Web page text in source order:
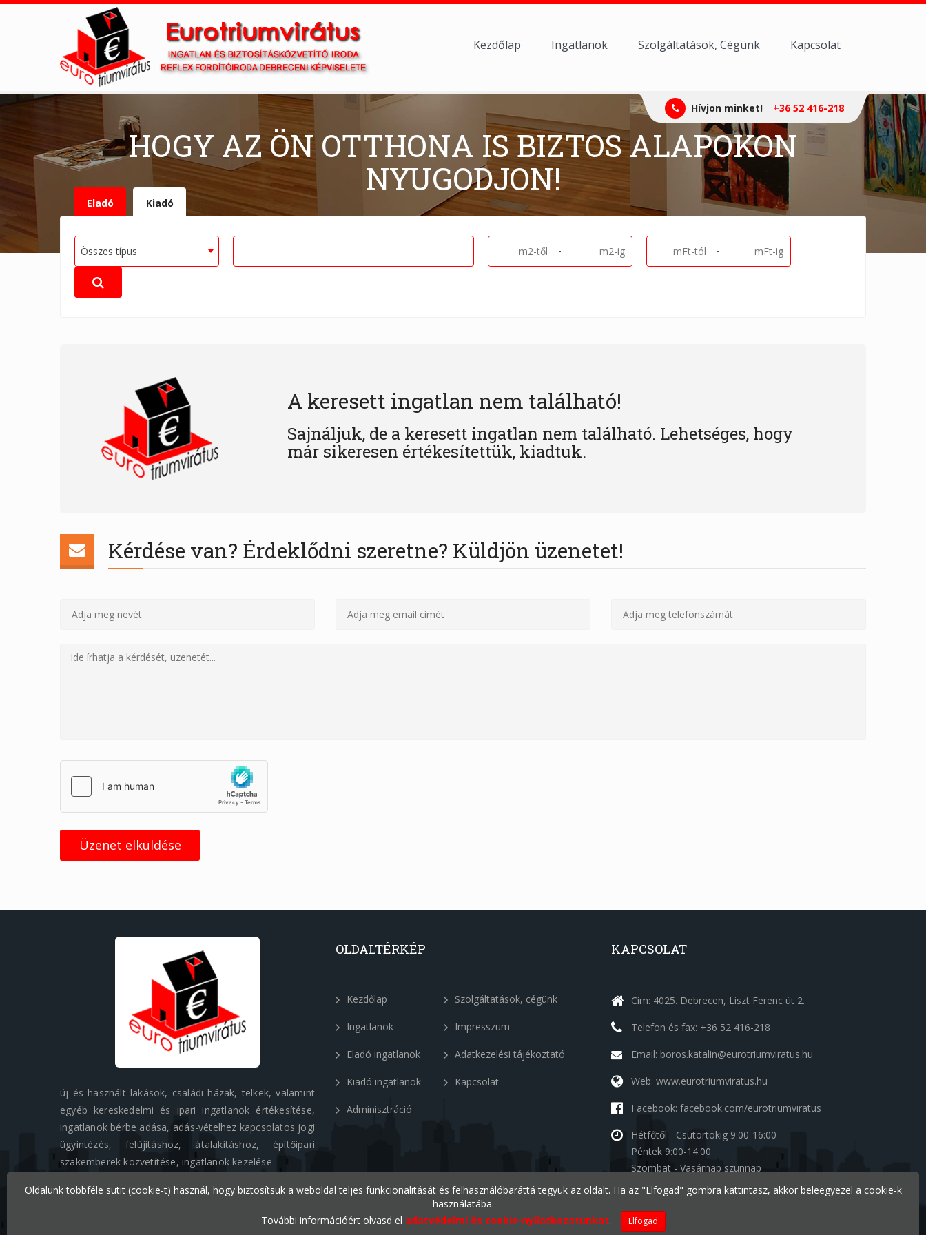
Kezdőlap Ingatlanok Szolgáltatások, Cégünk Kapcsolat
Hívjon minket! +36 52 416-218
HOGY AZ ÖN OTTHONA IS BIZTOS ALAPOKON
NYUGODJON!
Eladó Kiadó
Összes típus - -
A keresett ingatlan nem található!
Sajnáljuk, de a keresett ingatlan nem található. Lehetséges, hogy
már sikeresen értékesítettük, kiadtuk.
Kérdése van? Érdeklődni szeretne? Küldjön üzenetet!
Üzenet elküldése
új és használt lakások, családi házak, telkek, valamint
egyéb kereskedelmi és ipari ingatlanok értékesítése,
ingatlanok bérbe adása, adás-vételhez kapcsolatos jogi
ügyintézés, felújításhoz, átalakításhoz, építőipari
szakemberek közvetítése, ingatlanok kezelése
OLDALTÉRKÉP
Kezdőlap
Ingatlanok
Eladó ingatlanok
Kiadó ingatlanok
Adminisztráció
Szolgáltatások, cégünk
Impresszum
Adatkezelési tájékoztató
Kapcsolat
KAPCSOLAT
Cím: 4025. Debrecen, Liszt Ferenc út 2.
Telefon és fax: +36 52 416-218
Email: boros.katalin@eurotriumviratus.hu
Web: www.eurotriumviratus.hu
Facebook: facebook.com/eurotriumviratus
Hétfőtől - Csütörtökig 9:00-16:00
Péntek 9:00-14:00
Szombat - Vasárnap szünnap
Minden jog fenntartva © 2026 Eurotriumvirátus Kft. v1.2 Készítette:
Oldalunk többféle sütit (cookie-t) használ, hogy biztosítsuk a weboldal teljes funkcionalitását és felhasználóbaráttá tegyük az oldalt. Ha az "Elfogad" gombra kattintasz, akkor beleegyezel a cookie-k
használatába.
További információért olvasd el adatvédelmi és cookie-nyilatkozatunkat. Elfogad